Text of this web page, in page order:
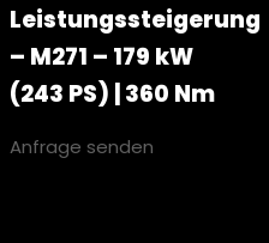
Leistungssteigerung
– M271 – 179 kW
(243 PS) | 360 Nm
Anfrage senden